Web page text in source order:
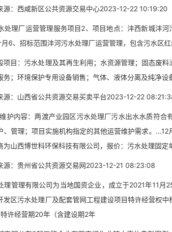
：西咸新区公共资源交易中心2023-12-22 10:19:20
理厂运营管理服务项目2、项目地点：沣西新城沣河
6、招标范围沣河污水处理厂运营管理，包含污水区
：污水处理及其再生利用；水资源管理；固态废料
务；环境保护专用设备销售；气体、液体分离及纯净设
：山西省公共资源交易买卖平台2023-12-22
容：两渡产业园区污水处理厂污水出水水质符合
、管理；项目实施机构指定的其他运营维护需求。
为山西博世科环保科技有限公司，报价：污水处理固
：贵州省公共资源交易网2023-12-21 08:23:08
理有限公司为当地国资企业，成立于2021年11月
发区污水处理厂及配套管网工程建设项目特许经营权
许经营期20年（含建设期2年